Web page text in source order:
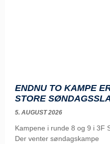
ENDNU TO KAMPE
STORE
5. AUGUST 2026
Kampene i runde 8 og 9 i 3F
Der venter søndagskampe